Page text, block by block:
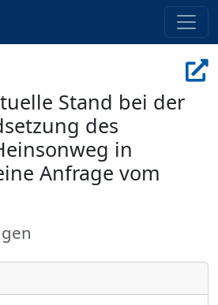
Stand bei der
des
in
Anfrage vom